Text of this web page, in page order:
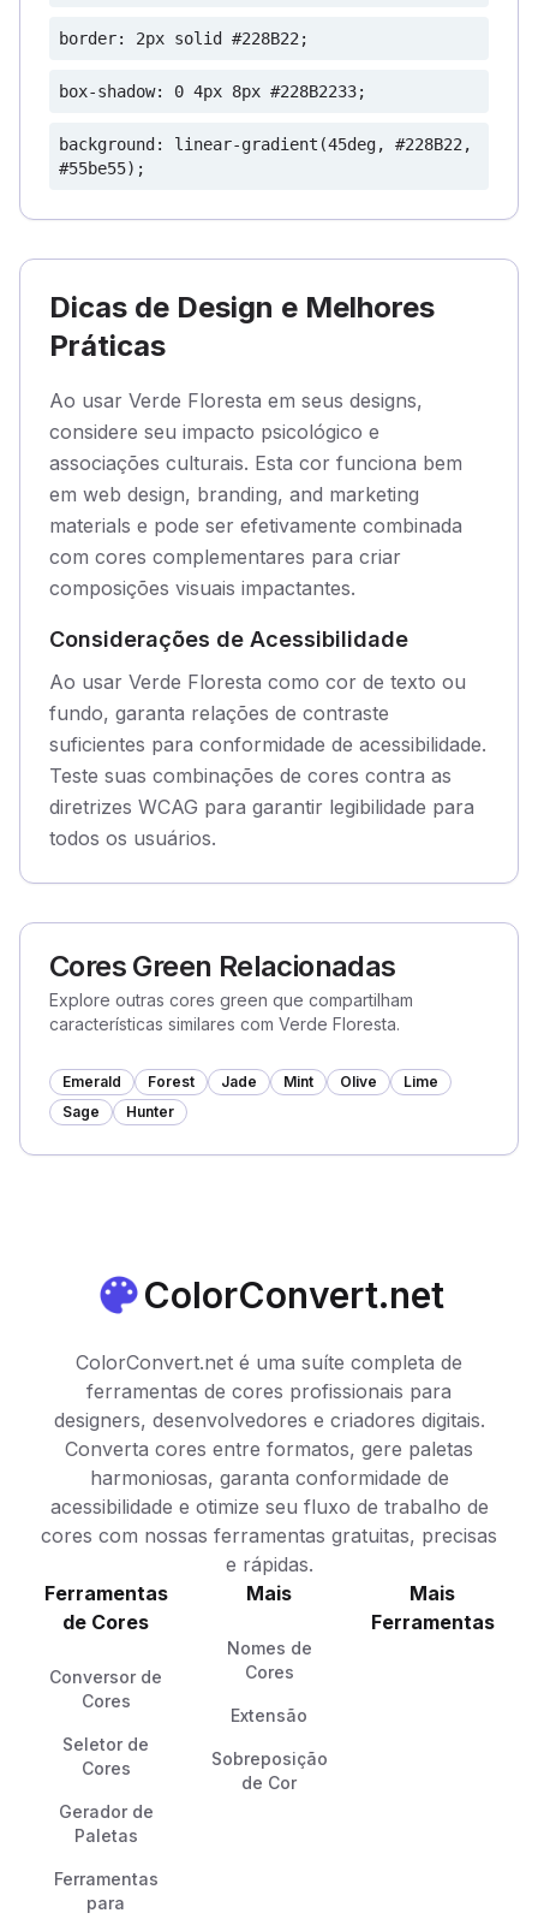
border: 2px solid #228B22;
box-shadow: 0 4px 8px #228B2233;
background: linear-gradient(45deg, #228B22,
#55be55);
Dicas de Design e Melhores
Práticas
Ao usar Verde Floresta em seus designs,
considere seu impacto psicológico e
associações culturais. Esta cor funciona bem
em web design, branding, and marketing
materials e pode ser efetivamente combinada
com cores complementares para criar
composições visuais impactantes.
Considerações de Acessibilidade
Ao usar Verde Floresta como cor de texto ou
fundo, garanta relações de contraste
suficientes para conformidade de acessibilidade.
Teste suas combinações de cores contra as
diretrizes WCAG para garantir legibilidade para
todos os usuários.
Cores Green Relacionadas
Explore outras cores green que compartilham
características similares com Verde Floresta.
Emerald Forest Jade Mint Olive
Lime
Sage
Hunter
ColorConvert.net
ColorConvert.net é uma suíte completa de
ferramentas de cores profissionais para
designers, desenvolvedores e criadores digitais.
Converta cores entre formatos, gere paletas
harmoniosas, garanta conformidade de
acessibilidade e otimize seu fluxo de trabalho de
cores com nossas ferramentas gratuitas, precisas
e rápidas.
Ferramentas
de Cores
Conversor de
Cores
Seletor de
Cores
Gerador de
Paletas
Ferramentas
para
Mais
Nomes de
Cores
Extensão
Sobreposição
de Cor
Mais
Ferramentas